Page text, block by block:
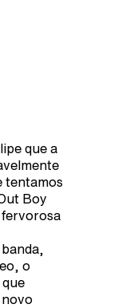
que a
tentamos
Boy
fervorosa
o
que
novo